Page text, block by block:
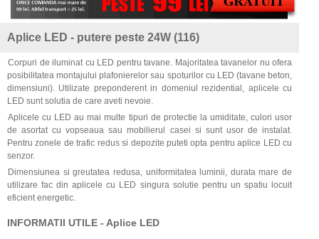
Aplice LED - putere peste 24W (116)
Corpuri de iluminat cu LED pentru tavane. Majoritatea tavanelor nu ofera
posibilitatea montajului plafonierelor sau spoturilor cu LED (tavane beton,
dimensiuni). Utilizate preponderent in domeniul rezidential, aplicele cu
LED sunt solutia de care aveti nevoie.
Aplicele cu LED au mai multe tipuri de protectie la umiditate, culori usor
de asortat cu vopseaua sau mobilierul casei si sunt usor de instalat.
Pentru zonele de trafic redus si depozite puteti opta pentru aplice LED cu
senzor.
Dimensiunea si greutatea redusa, uniformitatea luminii, durata mare de
utilizare fac din aplicele cu LED singura solutie pentru un spatiu locuit
eficient energetic.
INFORMATII UTILE - Aplice LED